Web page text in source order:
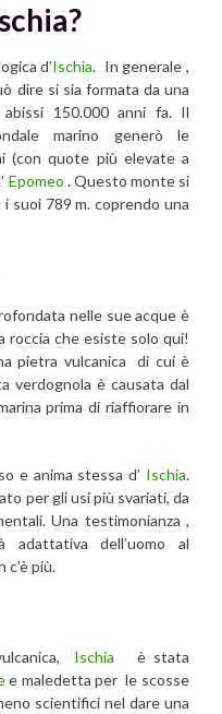
d’Ischia. In generale ,
dire si sia formata da una
150.000 anni fa. Il
marino generò le
(con quote più elevate a
Epomeo . Questo monte si
suoi 789 m. coprendo una
nelle sue acque è
roccia che esiste solo qui!
pietra vulcanica di cui è
verdognola è causata dal
prima di riaffiorare in
e anima stessa d’ Ischia.
per gli usi più svariati, da
Una testimonianza ,
adattativa dell’uomo al
c’è più.
Ischia
è stata
e maledetta per le scosse
scientifici nel dare una